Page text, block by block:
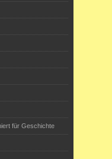
für Geschichte